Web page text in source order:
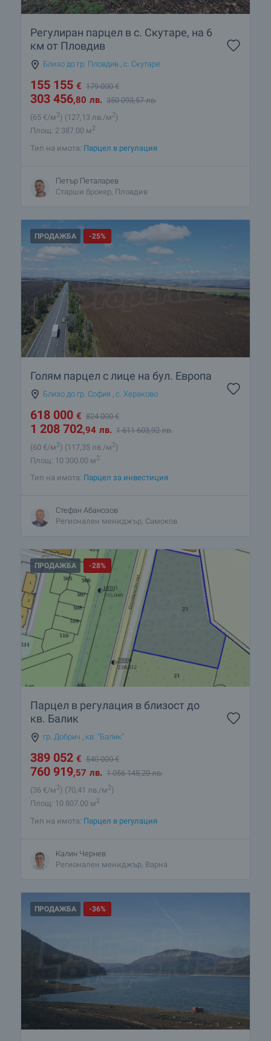
Регулиран парцел в с. Скутаре, на 6
км от Пловдив
Близо до гр. Пловдив , с. Скутаре
155 155 € 179 000€
303 456,80 лв. 350 093,57 лв.
(65 €/м2) (127,13 лв./м2)
Площ: 2 387.00 м2
Тип на имота: Парцел в регулация
Петър Петаларев
Старши брокер, Пловдив
ПРОДАЖБА -25%
Голям парцел с лице на бул. Европа
Близо до гр. София с. Хераково
618 000 € 824 000€
1 208 702,94 лв. 1 611 603,92 лв.
(60 €/м2) (117 ,35 лв./м2)
Площ: 10 300.00 м2
Тип на имота: Парцел за инвестиция
Стефан Абанозов
Регионален мениджър, Самоков
ПРОДАЖБА -28%
Парцел в регулация в близост до
кв. Балик
гр. Добрич кв. "Балик"
389 052 € 540 000€
760 919,57 лв. 1 056 148,20 лв.
(36 €/м2) (70,41 лв./м2)
Площ: 10 807.00 м2
Тип на имота: Парцел в регулация
Калин Чернев
Регионален мениджър, Варна
ПРОДАЖБА -36%